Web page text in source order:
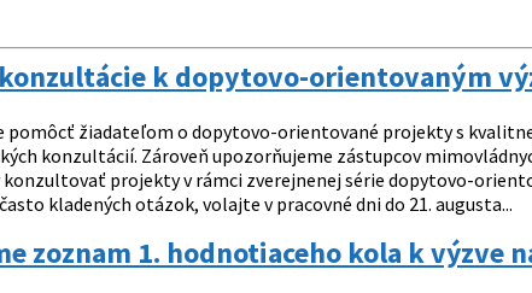
k dopytovo-orientovaným
pomôcť žiadateľom o dopytovo-orientované projekty s
konzultácií. Zároveň upozorňujeme zástupcov
projekty v rámci zverejnenej série dopytovo-
kladených otázok, volajte v pracovné dni do 21. augusta...
zoznam 1. hodnotiaceho kola k výzve